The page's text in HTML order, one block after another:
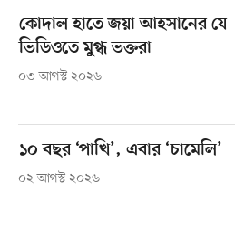
কোদাল হাতে জয়া আহসানের যে
ভিডিওতে মুগ্ধ ভক্তরা
০৩ আগস্ট ২০২৬
১০ বছর ‘পাখি’, এবার ‘চামেলি’
০২ আগস্ট ২০২৬